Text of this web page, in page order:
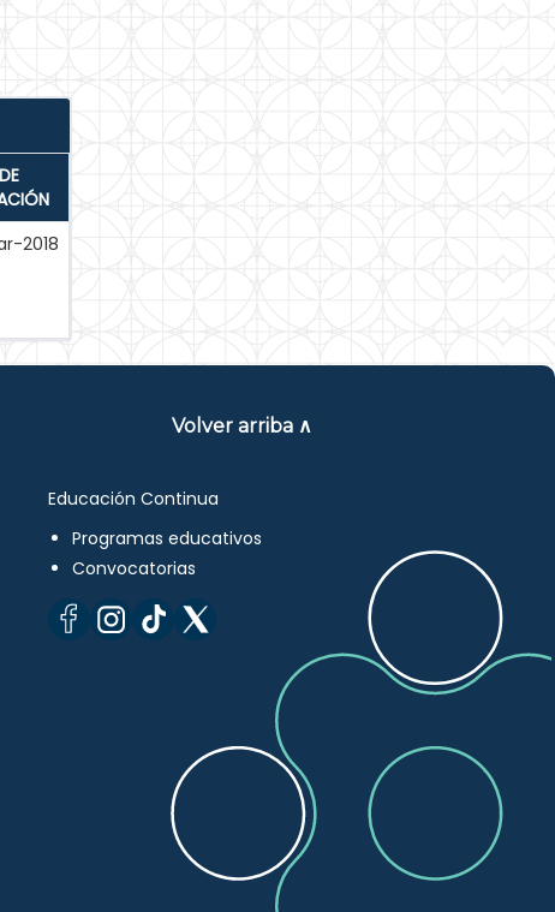
2018
Volver arriba ∧
Educación Continua
Programas educativos
Convocatorias